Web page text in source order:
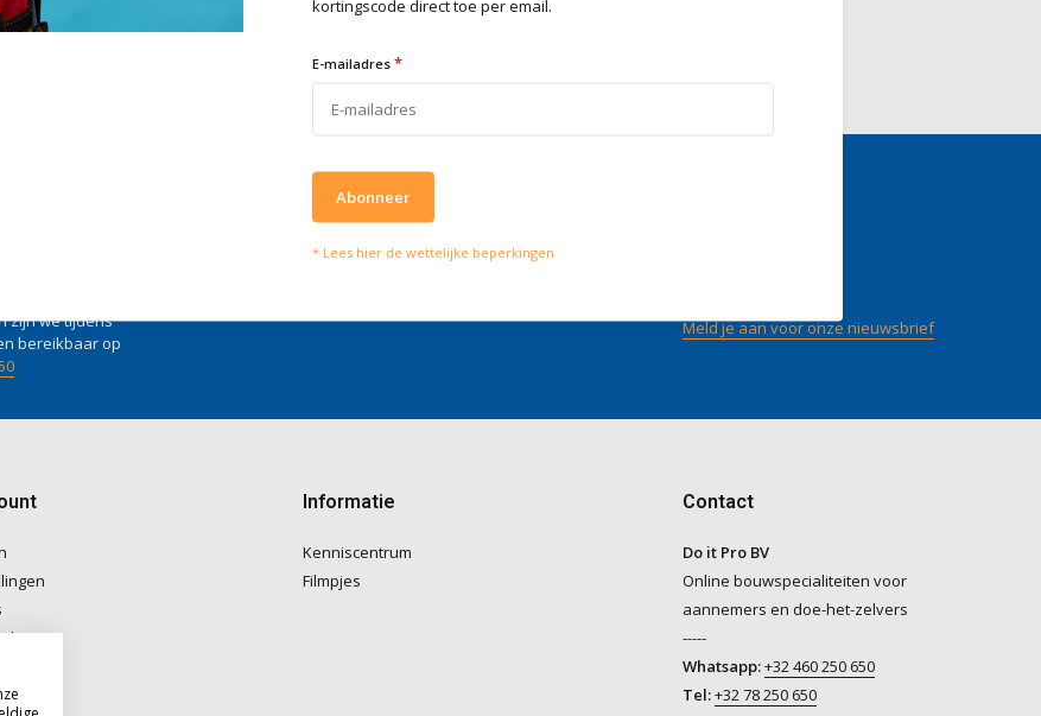
zijn we tijdens
bereikbaar op
Wat onze klanten zeggen
Meld je aan voor onze nieuwsbrief
Informatie
Kenniscentrum
Filmpjes
Contact
Do it Pro BV
Online bouwspecialiteiten voor
aannemers en doe-het-zelvers
-----
Whatsapp:+32 460 250 650
Tel:+32 78 250 650
kortingscode direct toe per email.
E-mailadres *
Abonneer
* Lees hier de wettelijke beperkingen